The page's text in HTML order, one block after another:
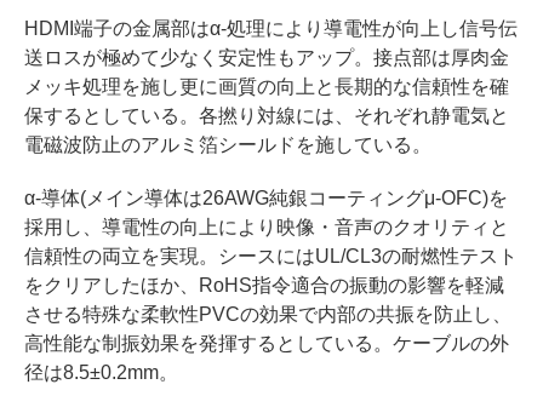
HDMI端子の金属部はα-処理により導電性が向上し信号伝
送ロスが極めて少なく安定性もアップ。接点部は厚肉金
メッキ処理を施し更に画質の向上と長期的な信頼性を確
保するとしている。各撚り対線には、それぞれ静電気と
電磁波防止のアルミ箔シールドを施している。
α-導体(メイン導体は26AWG純銀コーティングμ-OFC)を
採用し、導電性の向上により映像・音声のクオリティと
信頼性の両立を実現。シースにはUL/CL3の耐燃性テスト
をクリアしたほか、RoHS指令適合の振動の影響を軽減
させる特殊な柔軟性PVCの効果で内部の共振を防止し、
高性能な制振効果を発揮するとしている。ケーブルの外
径は8.5±0.2mm。